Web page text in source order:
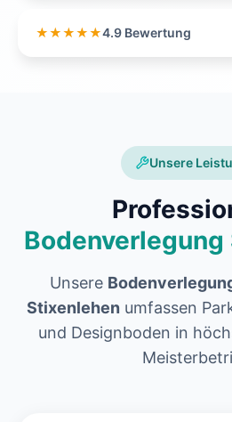
★★★★★4.9 Bewertung
Unsere
Unsere
Stixenlehen umfassen
und Designboden in